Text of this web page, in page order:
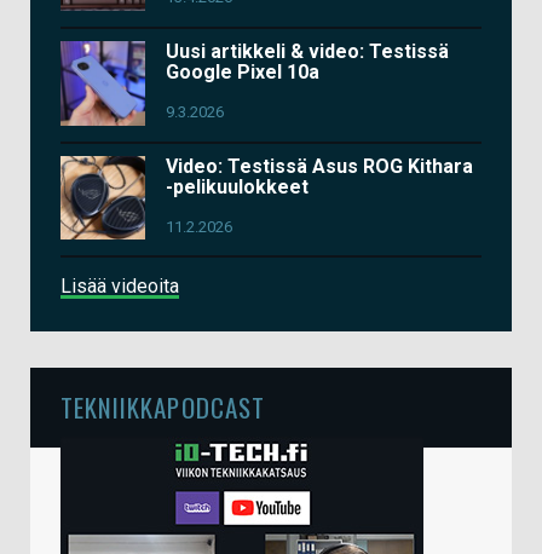
Uusi artikkeli & video: Testissä
Google Pixel 10a
9.3.2026
Video: Testissä Asus ROG Kithara
-pelikuulokkeet
11.2.2026
Lisää videoita
TEKNIIKKAPODCAST